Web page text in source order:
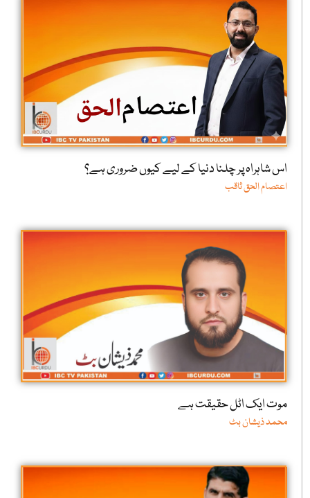
اس شاہراہ پر چلنا دنیا کے لیے کیوں ضروری ہے؟
اعتصام الحق ثاقب
موت ایک اٹل حقیقت ہے
محمد ذیشان بٹ